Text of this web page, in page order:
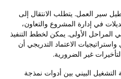
سير العمل. يتطلب الانتقال إلى
في إدارة المشروع والتعاون،
المراحل الأولى. يمكن لخطط التنفيذ
الاعتماد التدريجي أن
غير الضرورية.
البيني بين أدوات نمذجة